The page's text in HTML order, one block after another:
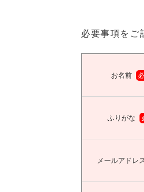
必要事項をご
お名前
ふりがな
メールアドレ